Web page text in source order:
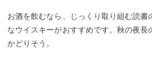
お酒を飲むなら、じっくり取り組む読書
なウイスキーがおすすめです。秋の夜長
かどりそう。